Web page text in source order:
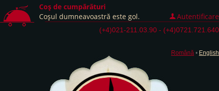
Coş de cumpărături
Coşul dumneavoastră este gol.
Autentificare
(+4)021-211.03.90 - (+4)0721.721.640
Română • English